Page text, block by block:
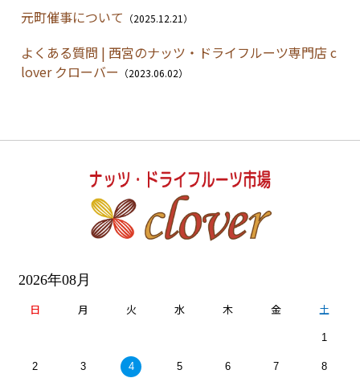
元町催事について （2025.12.21）
よくある質問 | 西宮のナッツ・ドライフルーツ専門店 c
lover クローバー （2023.06.02）
2026年08月
日 月 火 水 木 金 土
1
2 3 4 5 6 7 8